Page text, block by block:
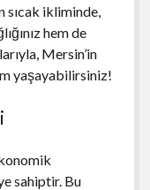
sıcak ikliminde,
hem de
Mersin’in
yaşayabilirsiniz!
sahiptir. Bu